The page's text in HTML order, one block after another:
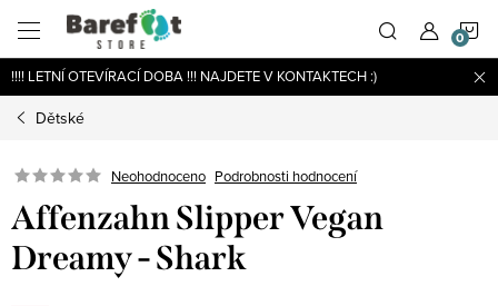
obsah
!!!! LETNÍ OTEVÍRACÍ DOBA !!! NAJDETE V KONTAKTECH :)
Dětské
Neohodnoceno Podrobnosti hodnocení
Affenzahn Slipper Vegan
Dreamy - Shark